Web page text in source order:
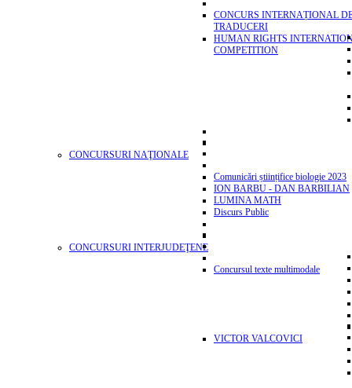
CONCURS INTERNAȚIONAL
TRADUCERI
HUMAN RIGHTS
COMPETITION
CONCURSURI NAŢIONALE
Comunicări științifice biologie 2023
ION BARBU - DAN BARBILIAN
LUMINA MATH
Discurs Public
CONCURSURI INTERJUDEŢENE
Concursul texte multimodale
VICTOR VALCOVICI